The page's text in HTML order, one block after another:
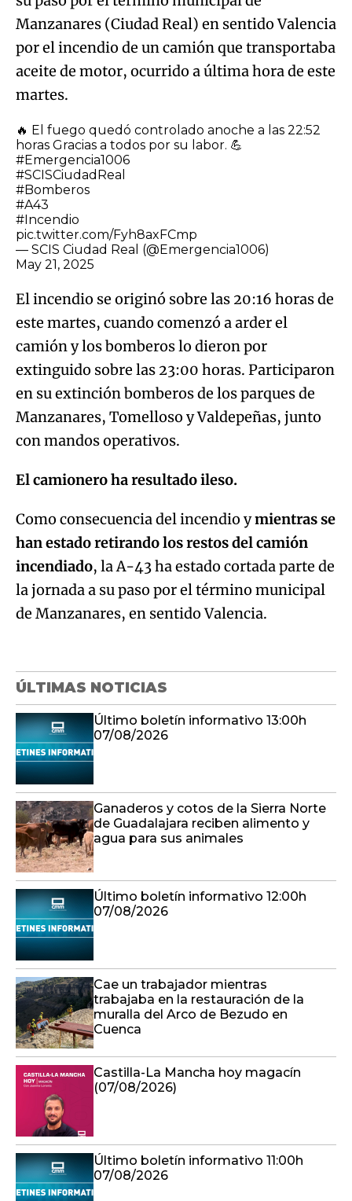
Manzanares (Ciudad Real) en sentido Valencia
por el incendio de un camión que transportaba
aceite de motor, ocurrido a última hora de este
martes.
🔥 El fuego quedó controlado anoche a las 22:52
horas Gracias a todos por su labor. 💪
#Emergencia1006
#SCISCiudadReal
#Bomberos
#A43
#Incendio
pic.twitter.com/Fyh8axFCmp
— SCIS Ciudad Real (@Emergencia1006)
May 21, 2025
El incendio se originó sobre las 20:16 horas de
este martes, cuando comenzó a arder el
camión y los bomberos lo dieron por
extinguido sobre las 23:00 horas. Participaron
en su extinción bomberos de los parques de
Manzanares, Tomelloso y Valdepeñas, junto
con mandos operativos.
El camionero ha resultado ileso.
Como consecuencia del incendio ymientras se
han estado retirando los restos del camión
incendiado, la A-43 ha estado cortada parte de
la jornada a su paso por el término municipal
de Manzanares, en sentido Valencia.
Algo salió mal.
ÚLTIMAS NOTICIAS
Último boletín informativo 13:00h
07/08/2026
Ganaderos y cotos de la Sierra Norte
de Guadalajara reciben alimento y
agua para sus animales
Último boletín informativo 12:00h
07/08/2026
Cae un trabajador mientras
trabajaba en la restauración de la
muralla del Arco de Bezudo en
Cuenca
Castilla-La Mancha hoy magacín
(07/08/2026)
Último boletín informativo 11:00h
07/08/2026